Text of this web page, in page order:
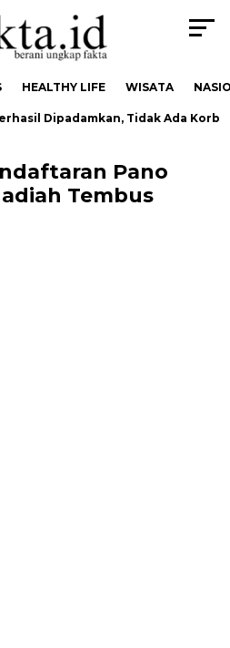
HEALTHY LIFE WISATA
Dipadamkan, Tidak Ada Korban
Pano
Tembus